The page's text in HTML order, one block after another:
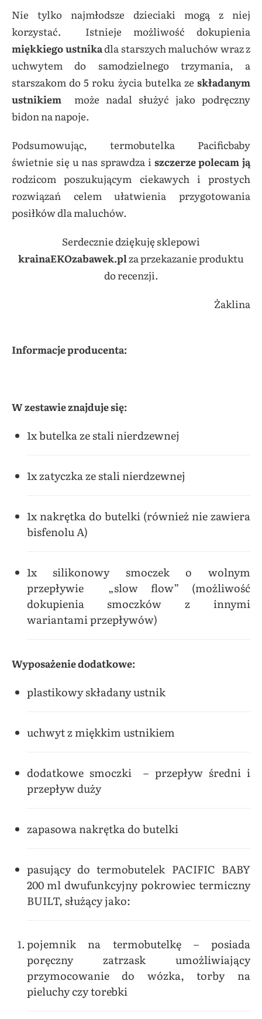
Nie tylko najmłodsze dzieciaki mogą z niej
korzystać. Istnieje możliwość dokupienia
miękkiego ustnikadla starszych maluchów wraz z
uchwytem do samodzielnego trzymania, a
starszakom do 5 roku życia butelka ze składanym
ustnikiem może nadal służyć jako podręczny
bidon na napoje.
Podsumowując, termobutelka Pacificbaby
świetnie się u nas sprawdza i szczerze polecam ją
rodzicom poszukującym ciekawych i prostych
rozwiązań celem ułatwienia przygotowania
posiłków dla maluchów.
Serdecznie dziękuję sklepowi
krainaEKOzabawek.plza przekazanie produktu
do recenzji.
Żaklina
Informacje producenta:
W zestawie znajduje się:
1x butelka ze stali nierdzewnej
1x zatyczka ze stali nierdzewnej
1x nakrętka do butelki (również nie zawiera
bisfenolu A)
1x silikonowy smoczek o wolnym
przepływie „slow flow” (możliwość
dokupienia smoczków z innymi
wariantami przepływów)
Wyposażenie dodatkowe:
plastikowy składany ustnik
uchwyt z miękkim ustnikiem
dodatkowe smoczki – przepływ średni i
przepływ duży
zapasowa nakrętka do butelki
pasujący do termobutelek PACIFIC BABY
200 ml dwufunkcyjny pokrowiec termiczny
BUILT, służący jako:
pojemnik na termobutelkę – posiada
poręczny zatrzask umożliwiający
przymocowanie do wózka, torby na
pieluchy czy torebki